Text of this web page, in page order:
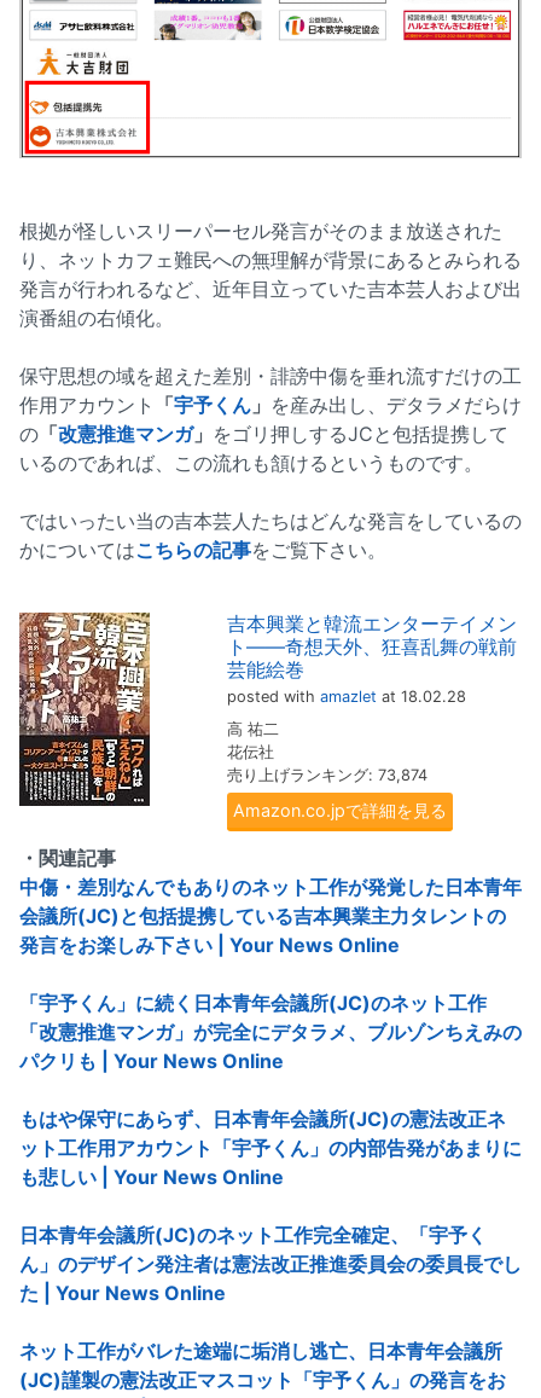
根拠が怪しいスリーパーセル発言がそのまま放送された
り、ネットカフェ難民への無理解が背景にあるとみられる
発言が行われるなど、近年目立っていた吉本芸人および出
演番組の右傾化。
保守思想の域を超えた差別・誹謗中傷を垂れ流すだけの工
作用アカウント
「宇予くん 」 を産み出し、デタラメだらけ
の 「改憲推進マンガ」 をゴリ押しするJCと包括提携して
いるのであれば、この流れも頷けるというものです。
ではいったい当の吉本芸人たちはどんな発言をしているの
かについてはこちらの記事をご覧下さい。
吉本興業と韓流エンターテイメン
ト――奇想天外、狂喜乱舞の戦前
芸能絵巻
posted with amazlet at 18.02.28
高 祐二
花伝社
売り上げランキング: 73,874
Amazon.co.jpで詳細を見る
・関連記事
中傷・差別なんでもありのネット工作が発覚した日本青年
会議所(JC)と包括提携している吉本興業主力タレントの
発言をお楽しみ下さい | Your News Online
「宇予くん」に続く日本青年会議所(JC)のネット工作
「改憲推進マンガ」が完全にデタラメ、ブルゾンちえみの
パクリも | Your News Online
もはや保守にあらず、日本青年会議所(JC)の憲法改正ネ
ット工作用アカウント「宇予くん」の内部告発があまりに
も悲しい | Your News Online
日本青年会議所(JC)のネット工作完全確定、「宇予く
ん」のデザイン発注者は憲法改正推進委員会の委員長でし
た | Your News Online
ネット工作がバレた途端に垢消し逃亡、日本青年会議所
(JC)謹製の憲法改正マスコット「宇予くん」の発言をお